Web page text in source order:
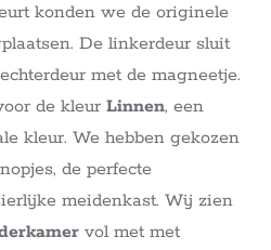
konden we de originele
De linkerdeur sluit
met de magneetje.
de kleur Linnen, een
kleur. We hebben gekozen
de perfecte
meidenkast. Wij zien
vol met met